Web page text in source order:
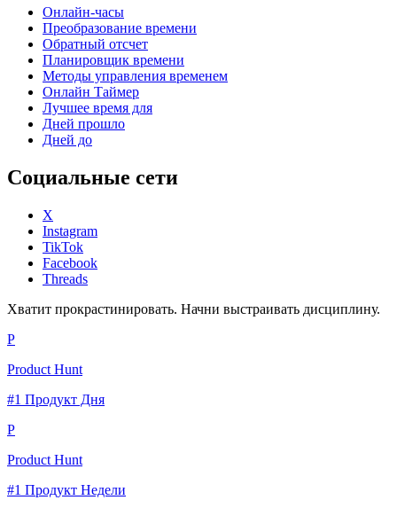
Онлайн-часы
Преобразование времени
Обратный отсчет
Планировщик времени
Методы управления временем
Онлайн Таймер
Лучшее время для
Дней прошло
Дней до
Социальные сети
X
Instagram
TikTok
Facebook
Threads
Хватит прокрастинировать. Начни выстраивать дисциплину.
P
Product Hunt
#1 Продукт Дня
P
Product Hunt
#1 Продукт Недели